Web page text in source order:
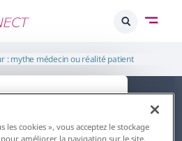
: mythe médecin ou réalité patient
est
les cookies », vous acceptez le stockage
améliorer la navigation sur le site,